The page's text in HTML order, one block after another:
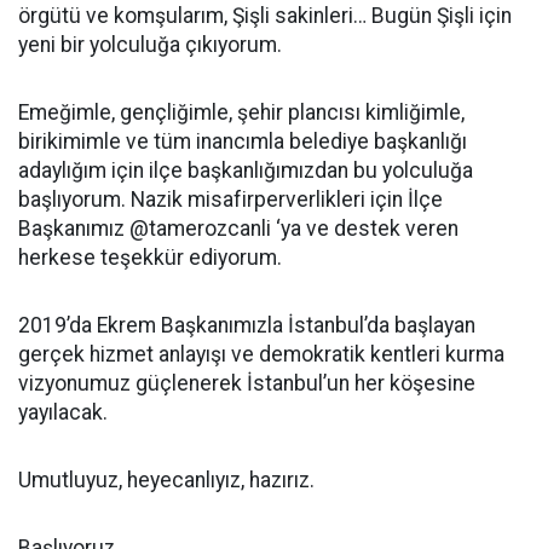
örgütü ve komşularım, Şişli sakinleri… Bugün Şişli için
yeni bir yolculuğa çıkıyorum.
Emeğimle, gençliğimle, şehir plancısı kimliğimle,
birikimimle ve tüm inancımla belediye başkanlığı
adaylığım için ilçe başkanlığımızdan bu yolculuğa
başlıyorum. Nazik misafirperverlikleri için İlçe
Başkanımız @tamerozcanli ‘ya ve destek veren
herkese teşekkür ediyorum.
2019’da Ekrem Başkanımızla İstanbul’da başlayan
gerçek hizmet anlayışı ve demokratik kentleri kurma
vizyonumuz güçlenerek İstanbul’un her köşesine
yayılacak.
Umutluyuz, heyecanlıyız, hazırız.